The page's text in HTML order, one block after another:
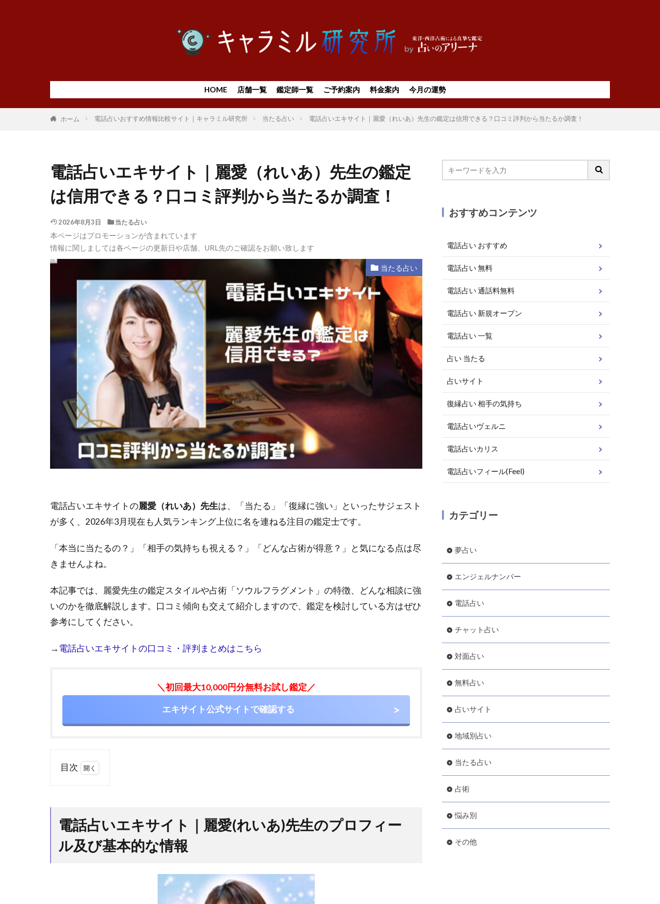
HOME 店舗一覧 鑑定師一覧 ご予約案内 料金案内 今月の運勢
ホーム 電話占いおすすめ情報比較サイト｜キャラミル研究所 当たる占い 電話占いエキサイト｜麗愛（れいあ）先生の鑑定は信用できる？口コミ評判から当たるか調査！
電話占いエキサイト｜麗愛（れいあ）先生の鑑定
は信用できる？口コミ評判から当たるか調査！
2026年8月3日 当たる占い
本ページはプロモーションが含まれています
情報に関しましては各ページの更新日や店舗、URL先のご確認をお願い致します
当たる占い
電話占いエキサイトの麗愛（れいあ）先生は、「当たる」「復縁に強い」といったサジェスト
が多く、2026年3月現在も人気ランキング上位に名を連ねる注目の鑑定士です。
「本当に当たるの？」「相手の気持ちも視える？」「どんな占術が得意？」と気になる点は尽
きませんよね。
本記事では、麗愛先生の鑑定スタイルや占術「ソウルフラグメント」の特徴、どんな相談に強
いのかを徹底解説します。口コミ傾向も交えて紹介しますので、鑑定を検討している方はぜひ
参考にしてください。
→電話占いエキサイトの口コミ・評判まとめはこちら
＼初回最大10,000円分無料お試し鑑定／
エキサイト公式サイトで確認する
目次
占
い
エ
キ
電話占いエキサイト｜麗愛(れいあ)先生のプロフィー
ル及び基本的な情報
おすすめコンテンツ
電話占い おすすめ
電話占い 無料
電話占い 通話料無料
電話占い 新規オープン
電話占い 一覧
占い 当たる
占いサイト
復縁占い 相手の気持ち
電話占いヴェルニ
電話占いカリス
電話占いフィール(Feel)
カテゴリー
夢占い
エンジェルナンバー
電話占い
チャット占い
対面占い
無料占い
占いサイト
地域別占い
当たる占い
占術
悩み別
その他